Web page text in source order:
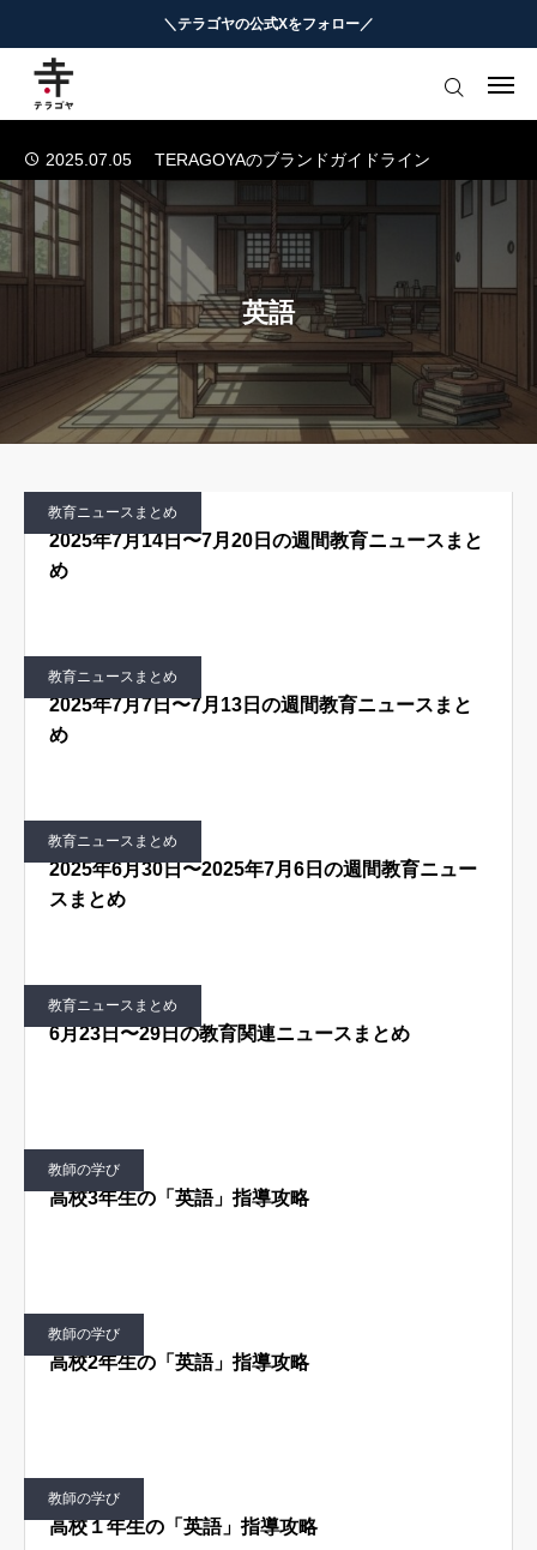
＼テラゴヤの公式Xをフォロー／
2025.07.04
テラゴヤ正式公開のお知らせ
2024.01.23
2025.07.08
運営支援「テラゴヤの売店」開店
2025.07.05 TERAGOYAのブランドガイドライン
2025.07.04
2024.01.23
テラゴヤβ版公開のお知らせ
2025.07.08
運営支援「テラゴヤの売店」開店
2025.07.05
TERAGOYAのブランドガイドライン
英語
教育ニュースまとめ
2025年7月14日〜7月20日の週間教育ニュースまと
め
教育ニュースまとめ
2025年7月7日〜7月13日の週間教育ニュースまと
め
教育ニュースまとめ
2025年6月30日〜2025年7月6日の週間教育ニュー
スまとめ
教育ニュースまとめ
6月23日〜29日の教育関連ニュースまとめ
教師の学び
高校3年生の「英語」指導攻略
教師の学び
高校2年生の「英語」指導攻略
教師の学び
高校１年生の「英語」指導攻略
はじめての方へ
教育ニュースまとめ
ヨミモノ・特集
マナビ・学習攻略
お役立ちリンク集
テラゴヤ週報
知能工作研究所
テラゴヤ週報
お問い合わせ ご利用規約